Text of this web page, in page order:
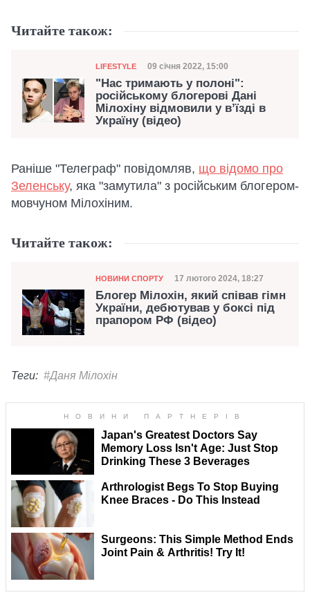
Читайте також:
Категорія
LIFESTYLE Дата публікації
09 січня 2022, 15:00
"Нас тримають у полоні":
російському блогерові Дані
Мілохіну відмовили у в’їзді в
Україну (відео)
Раніше "Телеграф" повідомляв, що відомо про
Зеленську, яка "замутила" з російським блогером-
мовчуном Мілохіним.
Читайте також:
Категорія
НОВИНИ СПОРТУ Дата публікації
17 лютого 2024, 18:27
Блогер Мілохін, який співав гімн
України, дебютував у боксі під
прапором РФ (відео)
Теги: #Даня Мілохін